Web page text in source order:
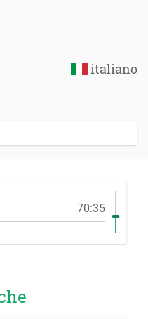
italiano
70:35